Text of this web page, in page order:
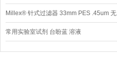
Millex® 针式过滤器 33mm PES .45um 无
菌
常用实验室试剂 台盼蓝 溶液